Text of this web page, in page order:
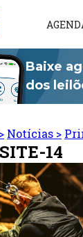
Baixe
dos
> Notícias >
14